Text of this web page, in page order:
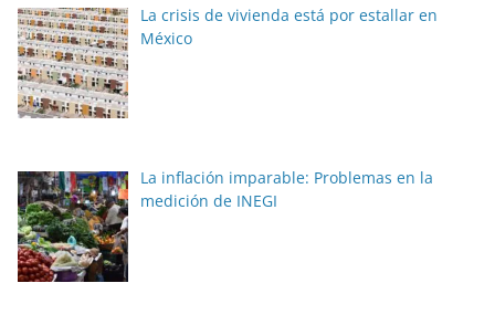
La crisis de vivienda está por estallar en
México
La inflación imparable: Problemas en la
medición de INEGI